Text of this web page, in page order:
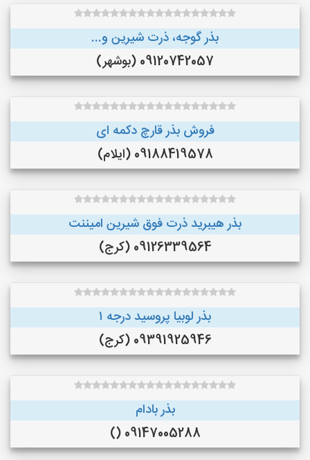
بذر گوجه، ذرت شیرین و...
09120742057 (بوشهر)
فروش بذر قارچ دکمه ای
09188419578 (ایلام)
بذر هیبرید ذرت فوق شیرین امیننت
09126339564 (کرج)
بذر لوبیا پروسید درجه ۱
09391925946 (کرج)
بذر بادام
09147005288 ()